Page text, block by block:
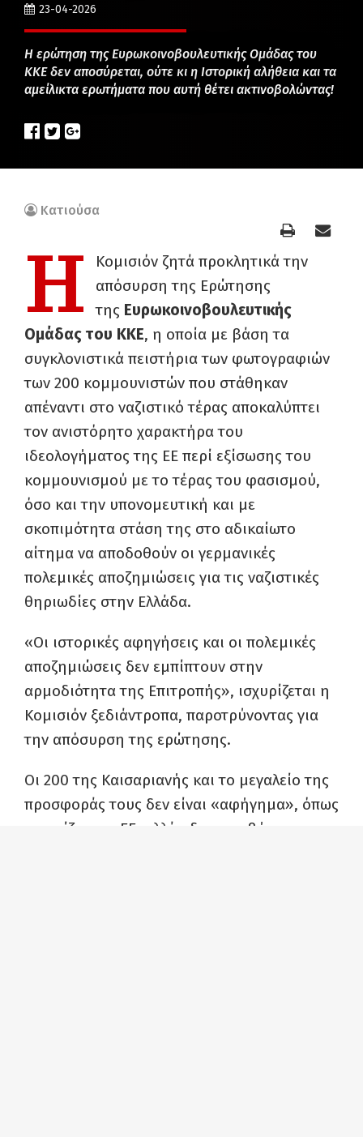
23-04-2026
Η ερώτηση της Ευρωκοινοβουλευτικής Ομάδας του
ΚΚΕ δεν αποσύρεται, ούτε κι η Ιστορική αλήθεια και τα
αμείλικτα ερωτήματα που αυτή θέτει ακτινοβολώντας!
Κατιούσα
Η
Κομισιόν ζητά προκλητικά την
απόσυρση της Ερώτησης
της Ευρωκοινοβουλευτικής
Ομάδας του ΚΚΕ, η οποία με βάση τα
συγκλονιστικά πειστήρια των φωτογραφιών
των 200 κομμουνιστών που στάθηκαν
απέναντι στο ναζιστικό τέρας αποκαλύπτει
τον ανιστόρητο χαρακτήρα του
ιδεολογήματος της ΕΕ περί εξίσωσης του
κομμουνισμού με το τέρας του φασισμού,
όσο και την υπονομευτική και με
σκοπιμότητα στάση της στο αδικαίωτο
αίτημα να αποδοθούν οι γερμανικές
πολεμικές αποζημιώσεις για τις ναζιστικές
θηριωδίες στην Ελλάδα.
«Οι ιστορικές αφηγήσεις και οι πολεμικές
αποζημιώσεις δεν εμπίπτουν στην
αρμοδιότητα της Επιτροπής», ισχυρίζεται η
Κομισιόν ξεδιάντροπα, παροτρύνοντας για
την απόσυρση της ερώτησης.
Οι 200 της Καισαριανής και το μεγαλείο της
προσφοράς τους δεν είναι «αφήγημα», όπως
ισχυρίζεται η ΕΕ, αλλά αδιαμφισβήτητη